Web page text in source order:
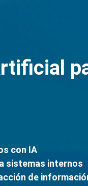
con IA
sistemas internos
de